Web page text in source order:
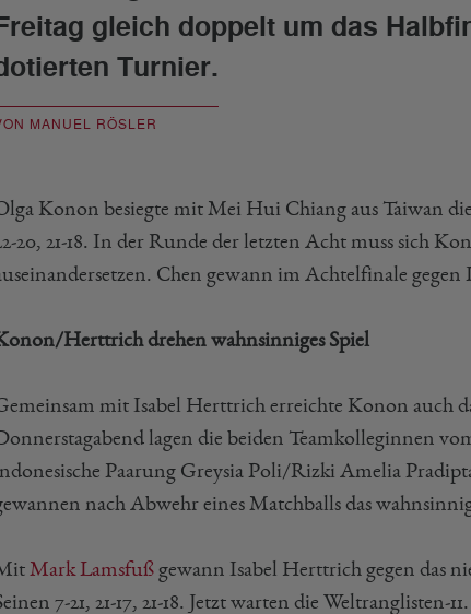
gleich doppelt um das
Turnier.
MANUEL RÖSLER
Konon besiegte mit Mei Hui Chiang aus Taiwan
20, 21-18. In der Runde der letzten Acht muss sich
Chen gewann im Achtelfinale gegen
Herttrich drehen wahnsinniges Spiel
mit Isabel Herttrich erreichte Konon auch
lagen die beiden Teamkolleginnen
Paarung Greysia Poli/Rizki Amelia
nach Abwehr eines Matchballs das
Mark Lamsfuß gewann Isabel Herttrich gegen das
7-21, 21-17, 21-18. Jetzt warten die